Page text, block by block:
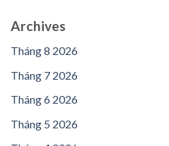
Archives
Tháng 8 2026
Tháng 7 2026
Tháng 6 2026
Tháng 5 2026